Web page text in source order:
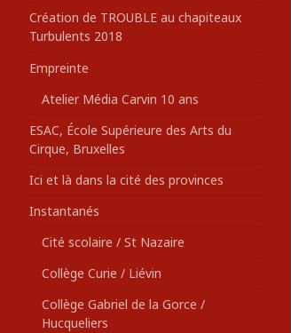
Création de TROUBLE au chapiteaux
Turbulents 2018
Empreinte
Atelier Média Carvin 10 ans
ESAC, École Supérieure des Arts du
Cirque, Bruxelles
Ici et là dans la cité des provinces
Instantanés
Cité scolaire / St Nazaire
Collège Curie / Liévin
Collège Gabriel de la Gorce /
Hucqueliers